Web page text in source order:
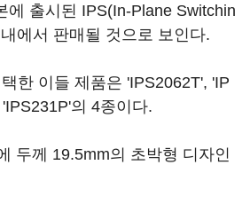
에 출시된 IPS(In-Plane Switchin
에서 판매될 것으로 보인다.
한 이들 제품은 'IPS2062T', 'IP
의 4종이다.
두께 19.5mm의 초박형 디자인